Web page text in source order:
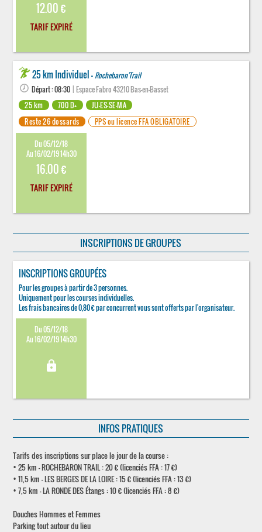
12.00 €
TARIF EXPIRÉ
25 km Individuel - Rochebaron'Trail
Départ : 08:30 | Espace Fabro 43210 Bas-en-Basset
25 km
700 D+
JU-ES-SE-MA
Reste 26 dossards
PPS ou licence FFA OBLIGATOIRE
Du 05/12/18
Au 16/02/19 14h30
16.00 €
TARIF EXPIRÉ
INSCRIPTIONS DE GROUPES
INSCRIPTIONS GROUPÉES
Pour les groupes à partir de 3 personnes.
Uniquement pour les courses individuelles.
Les frais bancaires de 0,80 € par concurrent vous sont offerts par l'organisateur.
Du 05/12/18
Au 16/02/19 14h30
lock
INFOS PRATIQUES
Tarifs des inscriptions sur place le jour de la course :
• 25 km - ROCHEBARON TRAIL : 20 € (licenciés FFA : 17 €)
• 11,5 km - LES BERGES DE LA LOIRE : 15 € (licenciés FFA : 13 €)
• 7,5 km - LA RONDE DES Étangs : 10 € (licenciés FFA : 8 €)
Douches Hommes et Femmes
Parking tout autour du lieu